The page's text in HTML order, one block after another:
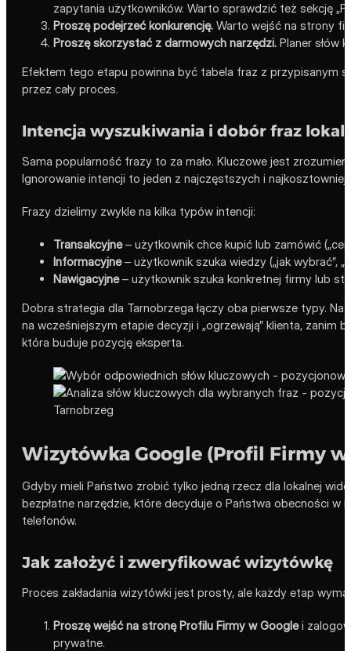
zapytania użytkowników. Warto sprawdzić też sekcję
Proszę podejrzeć konkurencję. Warto wejść na strony
Proszę skorzystać z darmowych narzędzi. Planer słów
Efektem tego etapu powinna być tabela fraz z przypisanym
przez cały proces.
Intencja wyszukiwania i dobór fraz
Sama popularność frazy to za mało. Kluczowe jest
Ignorowanie intencji to jeden z najczęstszych i
Frazy dzielimy zwykle na kilka typów intencji:
Transakcyjne– użytkownik chce kupić lub zamówić
Informacyjne– użytkownik szuka wiedzy („jak wybrać”,
Nawigacyjne– użytkownik szuka konkretnej firmy lub
Dobra strategia dla Tarnobrzega łączy oba pierwsze typy.
na wcześniejszym etapie decyzji i „ogrzewają” klienta, zanim
która buduje pozycję eksperta.
Wizytówka Google (Profil Firmy
Gdyby mieli Państwo zrobić tylko jedną rzecz dla lokalnej
bezpłatne narzędzie, które decyduje o Państwa obecności w
telefonów.
Jak założyć i zweryfikować wizytówkę
Proces zakładania wizytówki jest prosty, ale każdy etap
Proszę wejść na stronę Profilu Firmy w Googlei
prywatne.